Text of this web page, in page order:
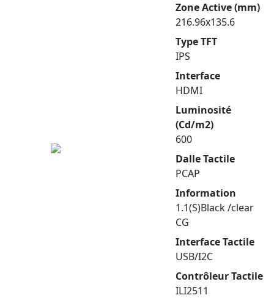
Zone Active (mm)
216.96x135.6
Type TFT
IPS
Interface
HDMI
Luminosité
(Cd/m2)
600
Dalle Tactile
PCAP
Information
1.1(S)Black /clear
CG
Interface Tactile
USB/I2C
Contrôleur Tactile
ILI2511